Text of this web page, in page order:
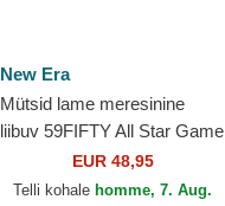
New Era
Mütsid lame meresinine
liibuv 59FIFTY All Star Game
New York Yankees MLB
New Era
EUR 48,95
Telli kohale homme, 7. Aug.